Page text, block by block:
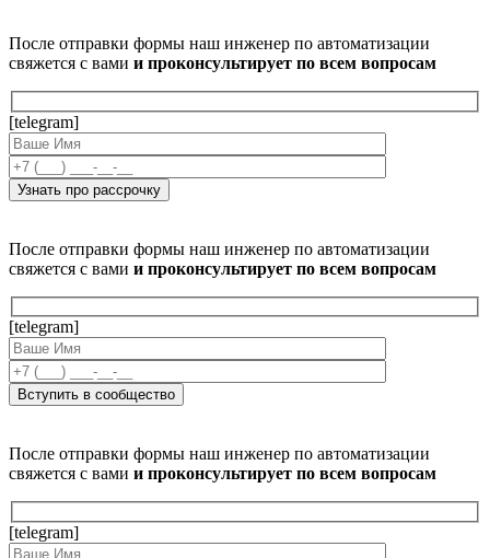
После отправки формы наш инженер по автоматизации
свяжется с вами и проконсультирует по всем вопросам
[telegram]
После отправки формы наш инженер по автоматизации
свяжется с вами и проконсультирует по всем вопросам
[telegram]
После отправки формы наш инженер по автоматизации
свяжется с вами и проконсультирует по всем вопросам
[telegram]